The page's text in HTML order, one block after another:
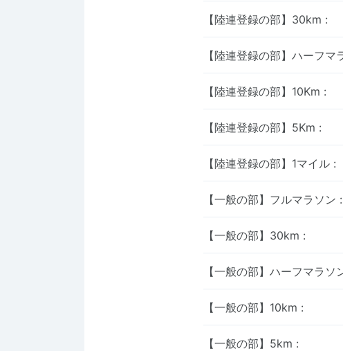
【陸連登録の部】30km :
【陸連登録の部】ハーフマ
【陸連登録の部】10Km :
【陸連登録の部】5Km :
【陸連登録の部】1マイル :
【一般の部】フルマラソン :
【一般の部】30km :
【一般の部】ハーフマラソ
【一般の部】10km :
【一般の部】5km :